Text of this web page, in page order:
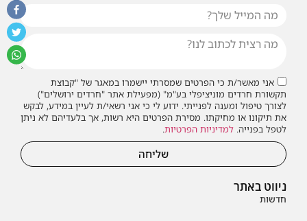
ניווט באתר
חדשות
אני מאשר/ת כי הפרטים שמסרתי יישמרו במאגר של "קבוצת
תקשורת חרדים מוניציפלי בע"מ" (מפעילת אתר "חרדים ירושלים")
לצורך טיפול ומענה לפנייתי. ידוע לי כי אני רשאי/ת לעיין במידע, לבקש
את תיקונו או מחיקתו. מסירת הפרטים היא רשות, אך בלעדיהם לא ניתן
לטפל בפנייה. למדיניות הפרטיות.
שליחה